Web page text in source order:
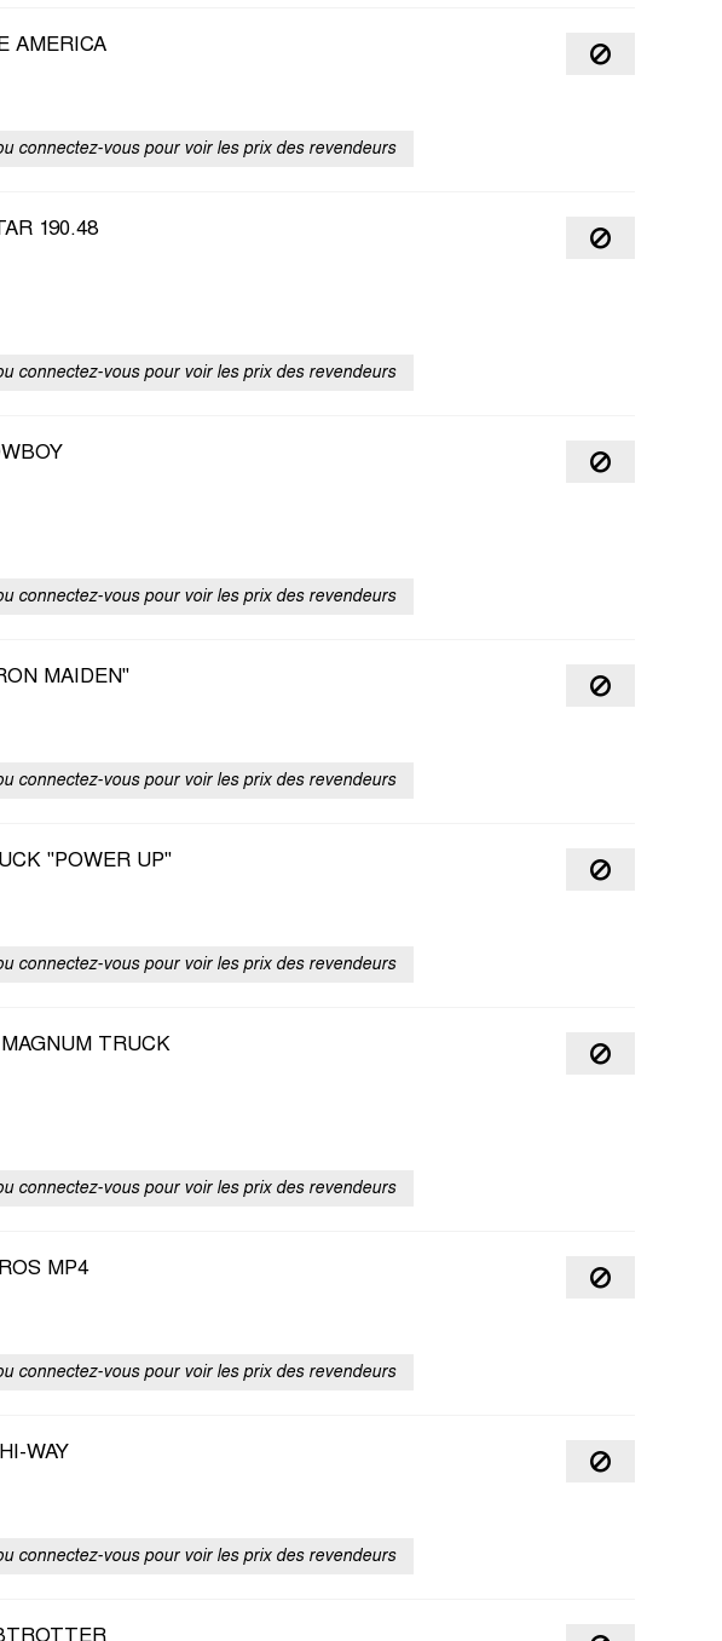
AMERICA
connectez-vous pour voir les prix des revendeurs
190.48
connectez-vous pour voir les prix des revendeurs
connectez-vous pour voir les prix des revendeurs
MAIDEN"
connectez-vous pour voir les prix des revendeurs
"POWER UP"
connectez-vous pour voir les prix des revendeurs
TRUCK
connectez-vous pour voir les prix des revendeurs
MP4
connectez-vous pour voir les prix des revendeurs
WAY
connectez-vous pour voir les prix des revendeurs